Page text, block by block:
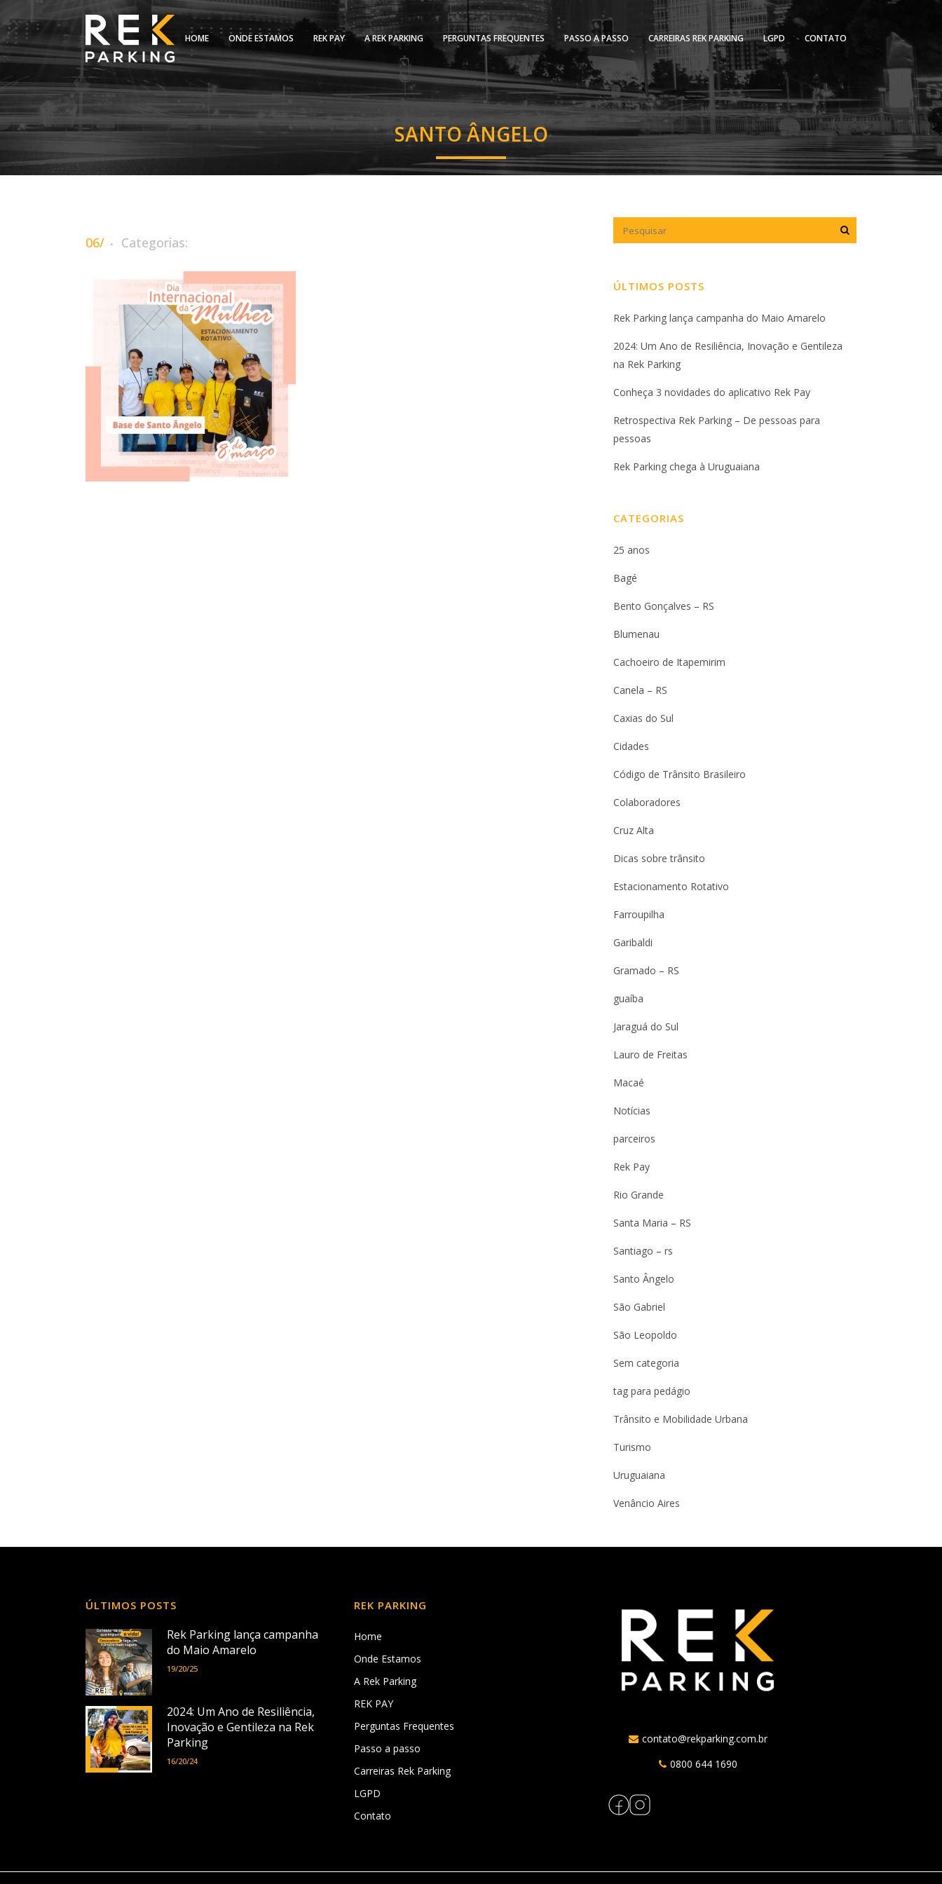
HOME ONDE ESTAMOS REK PAY A REK PARKING PERGUNTAS FREQUENTES PASSO A PASSO CARREIRAS REK PARKING LGPD CONTATO
SANTO ÂNGELO
06/ Categorias:
ÚLTIMOS POSTS
Rek Parking lança campanha do Maio Amarelo
2024: Um Ano de Resiliência, Inovação e Gentileza
na Rek Parking
Conheça 3 novidades do aplicativo Rek Pay
Retrospectiva Rek Parking – De pessoas para
pessoas
Rek Parking chega à Uruguaiana
CATEGORIAS
25 anos
Bagé
Bento Gonçalves – RS
Blumenau
Cachoeiro de Itapemirim
Canela – RS
Caxias do Sul
Cidades
Código de Trânsito Brasileiro
Colaboradores
Cruz Alta
Dicas sobre trânsito
Estacionamento Rotativo
Farroupilha
Garibaldi
Gramado – RS
guaíba
Jaraguá do Sul
Lauro de Freitas
Macaé
Notícias
parceiros
Rek Pay
Rio Grande
Santa Maria – RS
Santiago – rs
Santo Ângelo
São Gabriel
São Leopoldo
Sem categoria
tag para pedágio
Trânsito e Mobilidade Urbana
Turismo
Uruguaiana
Venâncio Aires
ÚLTIMOS POSTS
Rek Parking lança campanha
do Maio Amarelo
19/20/25
2024: Um Ano de Resiliência,
Inovação e Gentileza na Rek
Parking
16/20/24
REK PARKING
Home
Onde Estamos
A Rek Parking
REK PAY
Perguntas Frequentes
Passo a passo
Carreiras Rek Parking
LGPD
Contato
contato@rekparking.com.br
0800 644 1690